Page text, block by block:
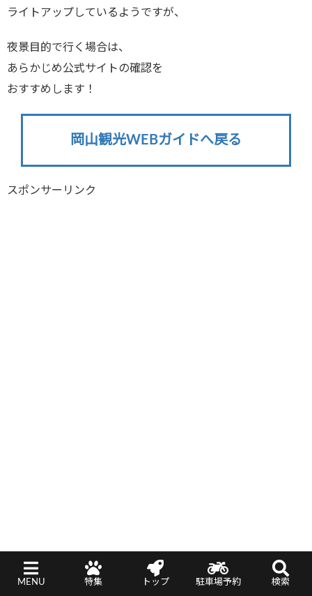
ライトアップしているようですが、
夜景目的で行く場合は、
あらかじめ公式サイトの確認を
おすすめします！
岡山観光WEBガイドへ戻る
スポンサーリンク
MENU 特集 トップ 駐車場予約 検索